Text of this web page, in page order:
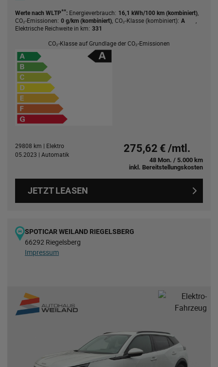
Werte nach WLTP**: Energieverbrauch: 16,1 kWh/100 km (kombiniert)
CO₂-Emissionen: 0 g/km (kombiniert) CO₂-Klasse (kombiniert): A
Elektrische Reichweite in km: 331
CO₂-Klasse auf Grundlage der CO₂-Emissionen
29808 km | Elektro
05.2023 | Automatik
275,62 € /mtl.
48 Mon. / 5.000 km
inkl. Bereitstellungskosten
JETZT LEASEN
SPOTICAR WEILAND RIEGELSBERG
66292 Riegelsberg
Impressum